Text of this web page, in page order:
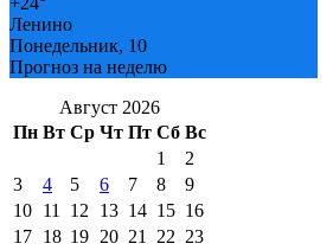
Ленино
Понедельник, 10
Прогноз на неделю
Август 2026
Пн Вт Ср Чт Пт Сб Вс
1
2
3
4 5 6 7 8
9
10 11 12 13 14 15 16
17 18 19 20 21 22 23